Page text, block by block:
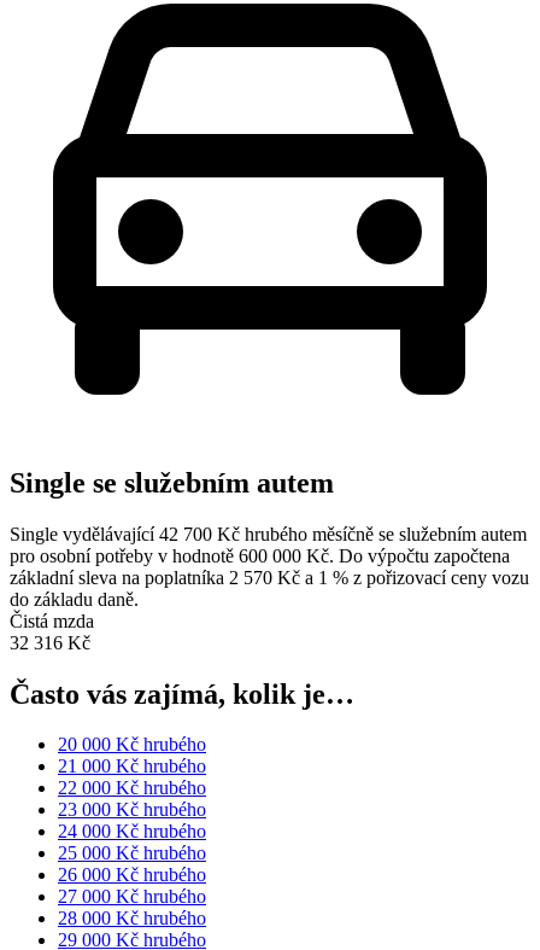
Single se služebním autem
Single vydělávající 42 700 Kč hrubého měsíčně se služebním autem
pro osobní potřeby v hodnotě 600 000 Kč. Do výpočtu započtena
základní sleva na poplatníka 2 570 Kč a 1 % z pořizovací ceny vozu
do základu daně.
Čistá mzda
32 316 Kč
Často vás zajímá, kolik je…
20 000 Kč hrubého
21 000 Kč hrubého
22 000 Kč hrubého
23 000 Kč hrubého
24 000 Kč hrubého
25 000 Kč hrubého
26 000 Kč hrubého
27 000 Kč hrubého
28 000 Kč hrubého
29 000 Kč hrubého